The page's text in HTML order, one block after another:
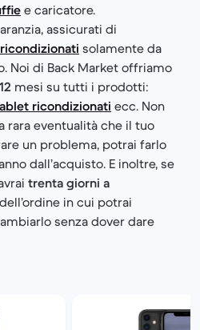
e caricatore.
assicurati di
solamente da
Noi di Back Market offriamo
mesi su tutti i prodotti:
ricondizionati ecc. Non
rara eventualità che il tuo
un problema, potrai farlo
dall’acquisto. E inoltre, se
trenta giorni a
in cui potrai
senza dover dare